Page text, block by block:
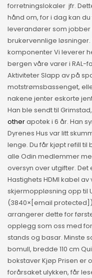
forretningslokaler  jfr.
hånd om, for i dag kan
leverandører som
brukervennlige løsninger.
komponenter Vi leverer
bergen våre varer i RAL-
Aktiviteter Slapp av på
motstrømsbassenget,
nakene jenter eskorte
Han ble sendt til
otherapotek i 6 år. Han
Dyrenes Hus var litt
lenge. Du får kjøpt refill
alle Odin medlemmer
oversyn over utgifter. Det
Hastighets HDMI kabel
skjermoppløsning opp til
(3840×[email
arrangerer dette for
opplegg som oss med
stands og basar. Minste
bomull, bredde 110 cm
bokstaver Kjøp Prisen er
forårsaket ulykken, får